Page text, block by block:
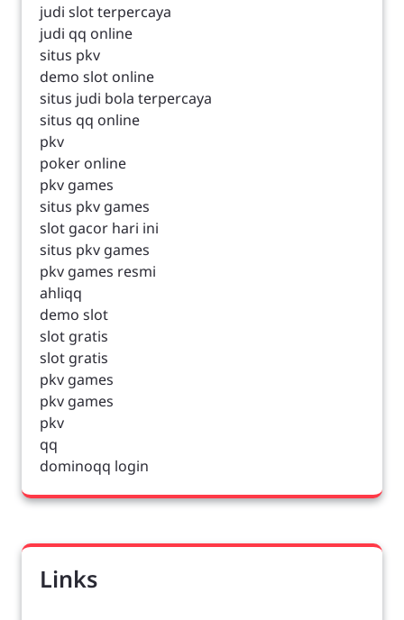
judi slot terpercaya
judi qq online
situs pkv
demo slot online
situs judi bola terpercaya
situs qq online
pkv
poker online
pkv games
situs pkv games
slot gacor hari ini
situs pkv games
pkv games resmi
ahliqq
demo slot
slot gratis
slot gratis
pkv games
pkv games
pkv
qq
dominoqq login
Links